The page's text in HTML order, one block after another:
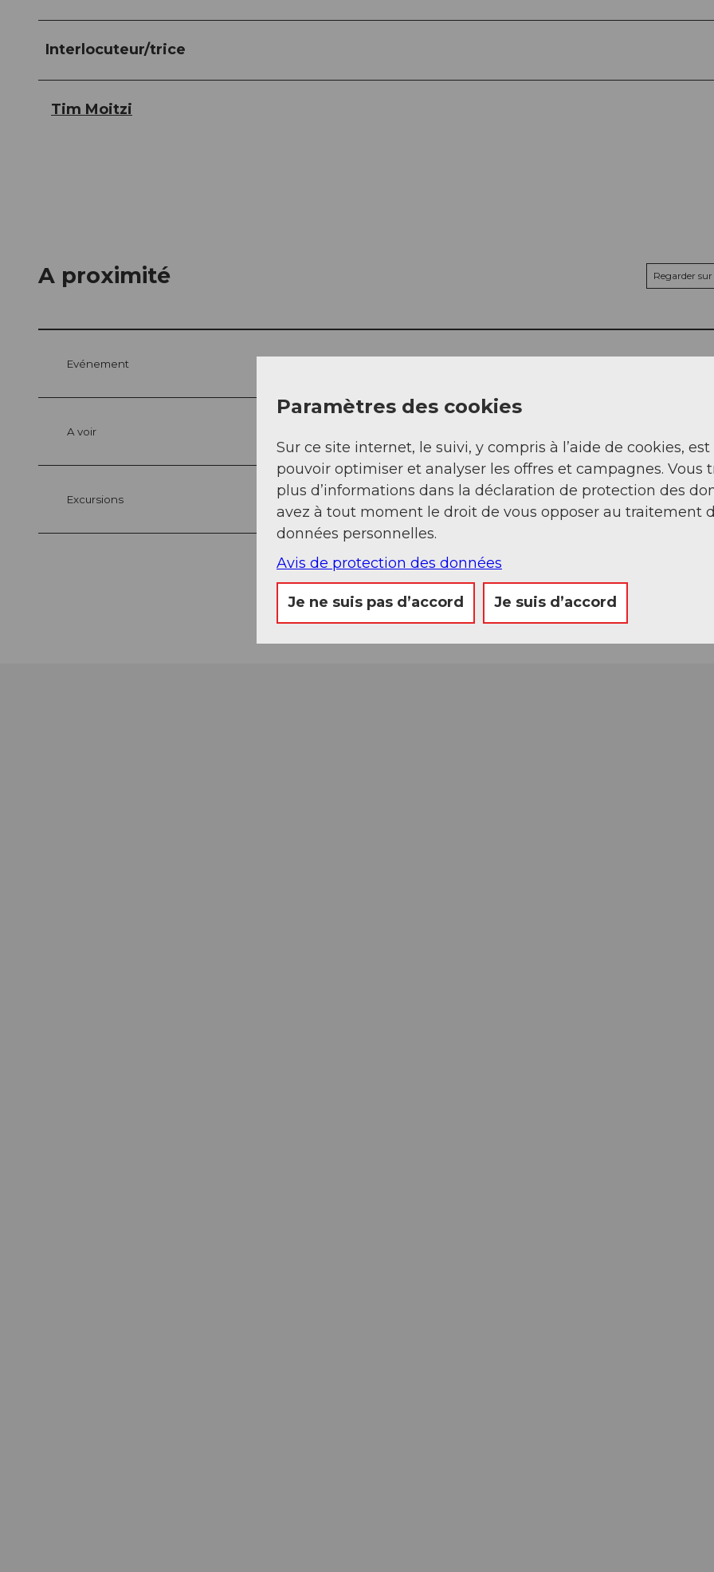
Interlocuteur/trice
Tim Moitzi
A proximité Regarder
Evénement
A voir
Excursions
Paramètres des cookies
Sur ce site internet, le suivi, y compris à l’aide de cookies,
pouvoir optimiser et analyser les offres et campagnes. Vous
plus d’informations dans la déclaration de protection des
avez à tout moment le droit de vous opposer au traitement
données personnelles.
Avis de protection des données
Je ne suis pas d’accord Je suis d’accord